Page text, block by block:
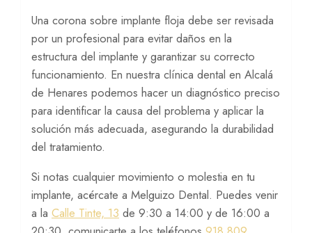
Una corona sobre implante floja debe ser revisada
por un profesional para evitar daños en la
estructura del implante y garantizar su correcto
funcionamiento. En nuestra clínica dental en Alcalá
de Henares podemos hacer un diagnóstico preciso
para identificar la causa del problema y aplicar la
solución más adecuada, asegurando la durabilidad
del tratamiento.
Si notas cualquier movimiento o molestia en tu
implante, acércate a Melguizo Dental. Puedes venir
a la Calle Tinte, 13 de 9:30 a 14:00 y de 16:00 a